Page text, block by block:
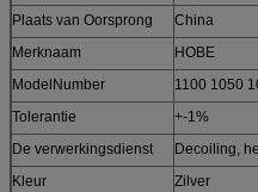
Plaats van Oorsprong
China
Merknaam
HOBE
ModelNumber
1100 1050
Tolerantie
+-1%
De verwerkingsdienst
Decoiling,
Kleur
Zilver